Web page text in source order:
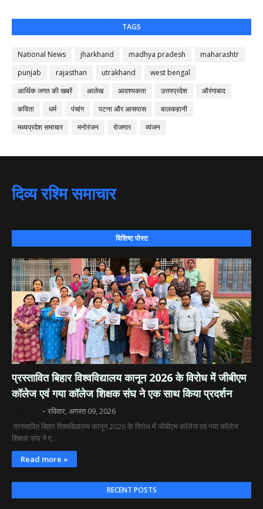
TAGS
National News jharkhand madhya pradesh
maharashtr
punjab
rajasthan utrakhand
west bengal
आर्थिक जगत की खबरें
आलेख आवश्यकता उत्तरप्रदेश
औरंगाबाद
कविता
धर्म पंचांग पटना और आसपास
बालकहानी
मध्यप्रदेश समाचार
मनोरंजन रोजगार व्यंजन
दिव्य रश्मि समाचार
विशिष्ट पोस्ट
​प्रस्तावित बिहार विश्वविद्यालय कानून 2026 के विरोध में जीबीएम
कॉलेज एवं गया कॉलेज शिक्षक संघ ने एक साथ किया प्रदर्शन
रविवार, अगस्त 09, 2026
​ प्रस्तावित बिहार विश्वविद्यालय कानून 2026 के विरोध में जीबीएम कॉलेज एवं गया कॉलेज
शिक्षक संघ ने ए…
Read more »
RECENT POSTS